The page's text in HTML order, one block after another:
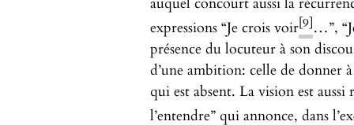
expressions “Je crois voir[9]…”,
présence du locuteur à son
d’une ambition: celle de donner
qui est absent. La vision est
l’entendre” qui annonce, dans